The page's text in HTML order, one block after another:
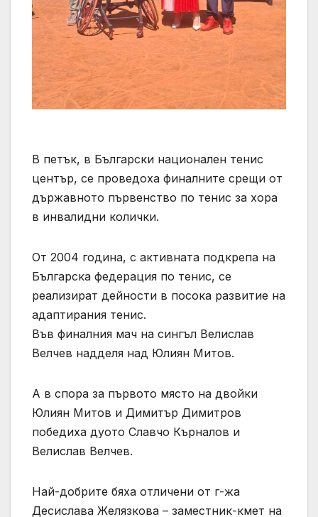
В петък, в Български национален тенис
център, се проведоха финалните срещи от
държавното първенство по тенис за хора
в инвалидни колички.
От 2004 година, с активната подкрепа на
Българска федерация по тенис, се
реализират дейности в посока развитие на
адаптирания тенис.
Във финалния мач на сингъл Велислав
Велчев надделя над Юлиян Митов.
А в спора за първото място на двойки
Юлиян Митов и Димитър Димитров
победиха дуото Славчо Кърналов и
Велислав Велчев.
Най-добрите бяха отличени от г-жа
Десислава Желязкова – заместник-кмет на